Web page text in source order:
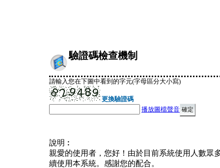
驗證碼檢查機制
請輸入您在下圖中看到的字元(字母區分大小寫)
更換驗證碼
播放圖檔聲音
說明︰
親愛的使用者，您好！由於目前系統使用人數眾
續使用本系統。感謝您的配合。